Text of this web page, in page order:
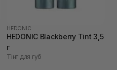
HEDONIC
HEDONIC Blackberry Tint 3,5
г
Тінт для губ